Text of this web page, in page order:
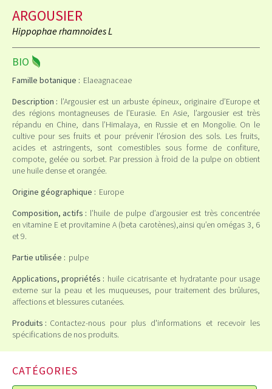
ARGOUSIER
Hippophae rhamnoides L
BIO
Famille botanique : Elaeagnaceae
Description : l’Argousier est un arbuste épineux, originaire d’Europe et
des régions montagneuses de l’Eurasie. En Asie, l’argousier est très
répandu en Chine, dans l’Himalaya, en Russie et en Mongolie. On le
cultive pour ses fruits et pour prévenir l’érosion des sols. Les fruits,
acides et astringents, sont comestibles sous forme de confiture,
compote, gelée ou sorbet. Par pression à froid de la pulpe on obtient
une huile dense et orangée.
Origine géographique : Europe
Composition, actifs : l’huile de pulpe d’argousier est très concentrée
en vitamine E et provitamine A (beta carotènes),ainsi qu’en omégas 3, 6
et 9.
Partie utilisée : pulpe
Applications, propriétés : huile cicatrisante et hydratante pour usage
externe sur la peau et les muqueuses, pour traitement des brûlures,
affections et blessures cutanées.
Produits : Contactez-nous pour plus d'informations et recevoir les
spécifications de nos produits.
CATÉGORIES